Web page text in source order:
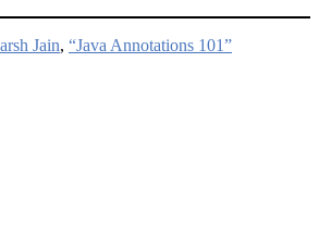
Jain, “Java Annotations 101”